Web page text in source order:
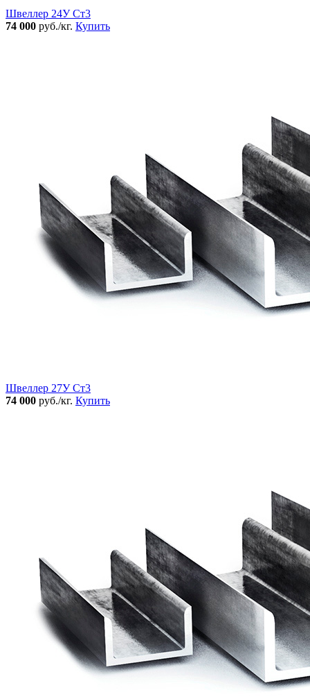
Швеллер 24У Ст3
74 000 руб./кг. Купить
Швеллер 27У Ст3
74 000 руб./кг. Купить